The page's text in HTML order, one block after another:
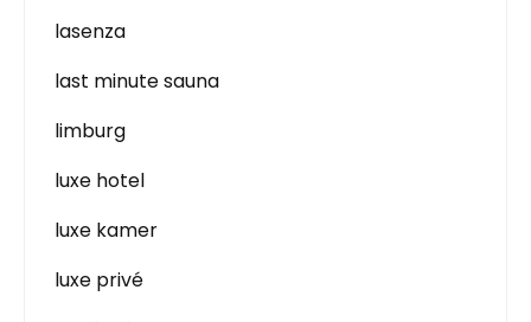
lasenza
last minute sauna
limburg
luxe hotel
luxe kamer
luxe privé